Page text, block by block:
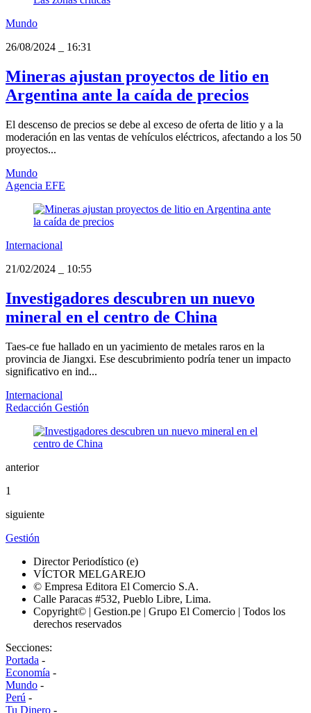
Mundo
26/08/2024
16:31
Mineras ajustan proyectos de litio en
Argentina ante la caída de precios
El descenso de precios se debe al exceso de oferta de litio y a la
moderación en las ventas de vehículos eléctricos, afectando a los 50
proyectos...
Mundo
Agencia EFE
Internacional
21/02/2024
10:55
Investigadores descubren un nuevo
mineral en el centro de China
Taes-ce fue hallado en un yacimiento de metales raros en la
provincia de Jiangxi. Ese descubrimiento podría tener un impacto
significativo en ind...
Internacional
Redacción Gestión
anterior
1
siguiente
Gestión
Director Periodístico (e)
VÍCTOR MELGAREJO
© Empresa Editora El Comercio S.A.
Calle Paracas #532, Pueblo Libre, Lima.
Copyright© | Gestion.pe | Grupo El Comercio | Todos los
derechos reservados
Secciones:
Portada -
Economía -
Mundo -
Perú -
Tu Dinero -